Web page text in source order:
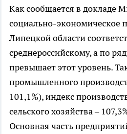
Как сообщается в докладе
социально-экономическое
Липецкой области
среднероссийскому, а по
превышает этот уровень.
промышленного
101,1%), индекс
сельского хозяйства –
Основная часть